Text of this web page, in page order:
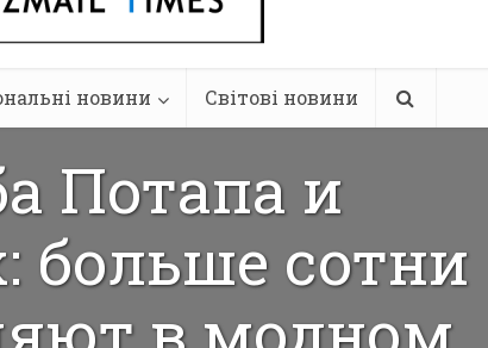
новини Світові новини
Потапа и
больше сотни